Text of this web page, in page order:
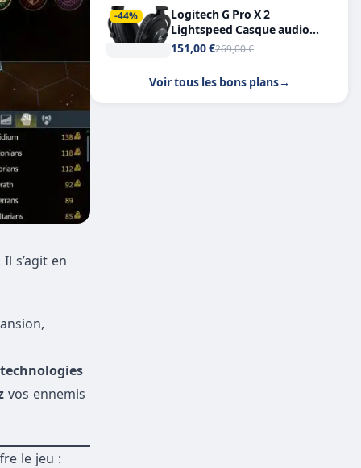
s’agit en
vos ennemis
le jeu :
7.1
-44%
Logitech G Pro X 2
Lightspeed Casque audio
bluetooth
151,00 €269,00 €
Voir tous les bons plans→